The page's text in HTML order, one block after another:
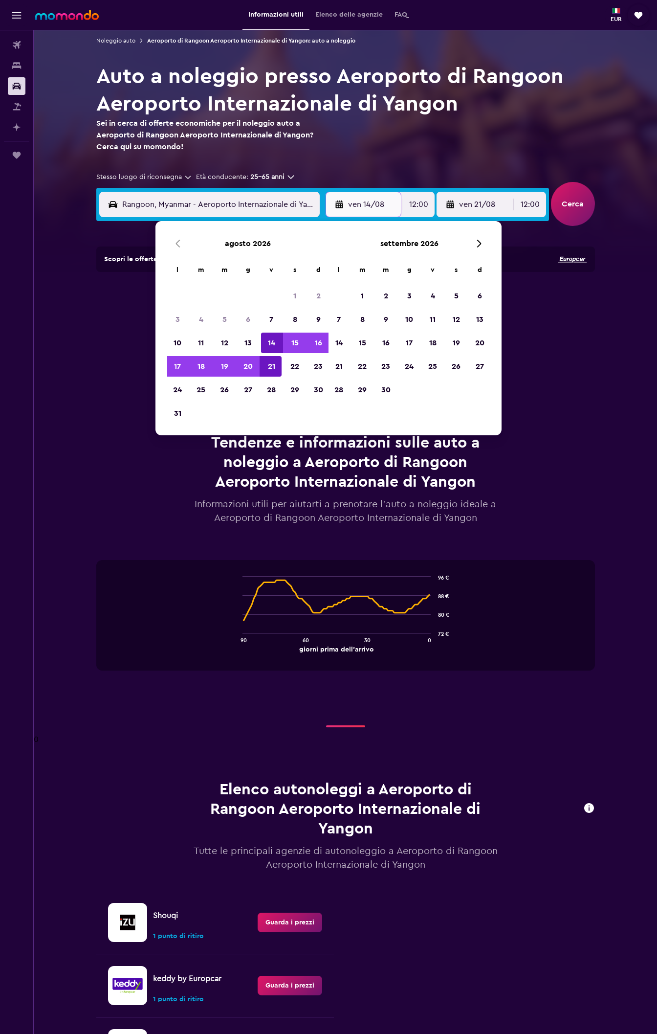
Informazioni utili Elenco delle agenzie FAQ
EUR
Noleggio auto Aeroporto di Rangoon Aeroporto Internazionale di Yangon: auto a noleggio
Auto a noleggio presso Aeroporto di Rangoon
Aeroporto Internazionale di Yangon
Sei in cerca di offerte economiche per il noleggio auto a
Aeroporto di Rangoon Aeroporto Internazionale di Yangon?
Cerca qui su momondo!
Stesso luogo di riconsegna Età conducente: 25-65 anni
ven 14/08 12:00 ven 21/08 12:00 Cerca
Scopri le offerte di agenzie di noleggio auto in oltre 70.000 località con momondo.
d'Europa 2023
Tendenze e informazioni sulle auto a
noleggio a Aeroporto di Rangoon
Aeroporto Internazionale di Yangon
Informazioni utili per aiutarti a prenotare l'auto a noleggio ideale a
Aeroporto di Rangoon Aeroporto Internazionale di Yangon
chart
data
The
1
axis
72
graphic.
giorni prima dell'arrivo
90 60 30 0
72 €
80 €
88 €
96 €
0
Elenco autonoleggi a Aeroporto di
Rangoon Aeroporto Internazionale di
Yangon
Tutte le principali agenzie di autonoleggio a Aeroporto di Rangoon
Aeroporto Internazionale di Yangon
Shouqi
1 punto di ritiro
Guarda i prezzi
keddy by Europcar
1 punto di ritiro
Guarda i prezzi
agosto 2026
m m g v s d
1 2
3 4 5 6 7 8 9
10 11 12 13 14 15 16
17 18 19 20 21 22 23
24 25 26 27 28 29 30
31
settembre 2026
m m g v s d
1 2 3 4 5 6
7 8 9 10 11 12 13
14 15 16 17 18 19 20
21 22 23 24 25 26 27
28 29 30